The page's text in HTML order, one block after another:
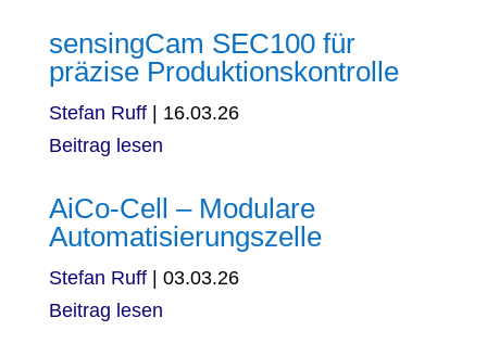
sensingCam SEC100 für
präzise Produktionskontrolle
Stefan Ruff
16.03.26
Beitrag lesen
AiCo-Cell – Modulare
Automatisierungszelle
Stefan Ruff
03.03.26
Beitrag lesen